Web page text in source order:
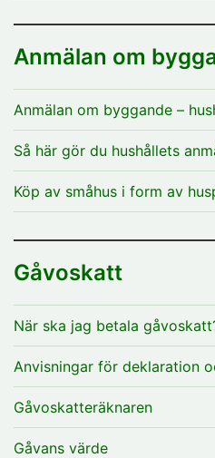
Anmälan om
Anmälan om byggande –
Så här gör du hushållets
Köp av småhus i form av
Gåvoskatt
När ska jag betala
Anvisningar för deklaration
Gåvoskatteräknaren
Gåvans värde